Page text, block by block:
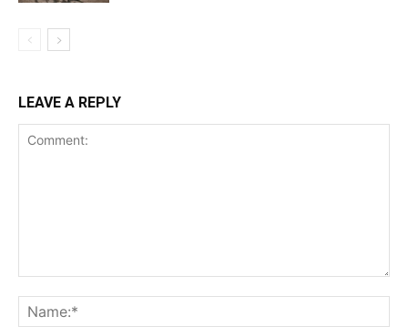
LEAVE A REPLY